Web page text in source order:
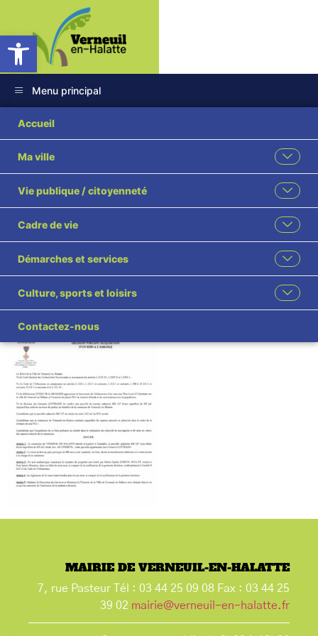
Ouvrir la barre d’outils
Menu principal
Accueil
Ma ville
Vie publique / citoyenneté
Cadre de vie
Démarches et services
Culture, sports et loisirs
Contactez-nous
47 2024 Acquisition
à l’amiable parcelle
BM 127 appartenant
aux Consorts
GOTTRAND visé
MAIRIE DE VERNEUIL-EN-HALATTE
7, rue Pasteur Tél : 03 44 25 09 08 Fax : 03 44 25
39 02 mairie@verneuil-en-halatte.fr